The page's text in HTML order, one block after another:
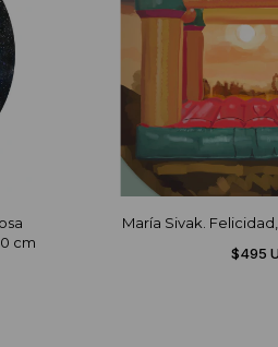
cm
María Sivak.
$495